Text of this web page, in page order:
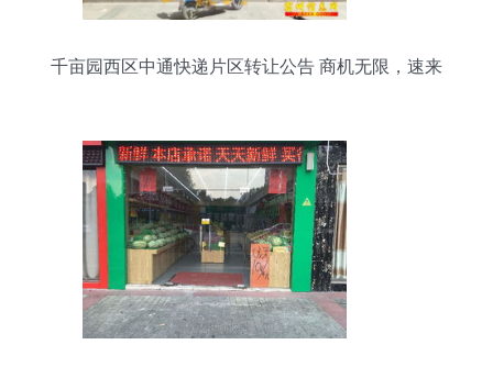
千亩园西区中通快递片区转让公告 商机无限，速来